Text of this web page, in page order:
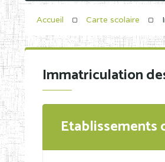
Accueil Carte scolaire
Immatriculation
Etablissements